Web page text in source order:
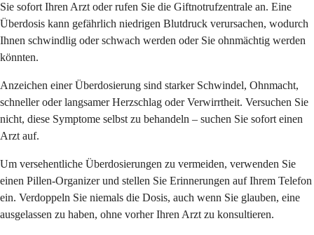
Sie sofort Ihren Arzt oder rufen Sie die Giftnotrufzentrale an. Eine
Überdosis kann gefährlich niedrigen Blutdruck verursachen, wodurch
Ihnen schwindlig oder schwach werden oder Sie ohnmächtig werden
könnten.
Anzeichen einer Überdosierung sind starker Schwindel, Ohnmacht,
schneller oder langsamer Herzschlag oder Verwirrtheit. Versuchen Sie
nicht, diese Symptome selbst zu behandeln – suchen Sie sofort einen
Arzt auf.
Um versehentliche Überdosierungen zu vermeiden, verwenden Sie
einen Pillen-Organizer und stellen Sie Erinnerungen auf Ihrem Telefon
ein. Verdoppeln Sie niemals die Dosis, auch wenn Sie glauben, eine
ausgelassen zu haben, ohne vorher Ihren Arzt zu konsultieren.